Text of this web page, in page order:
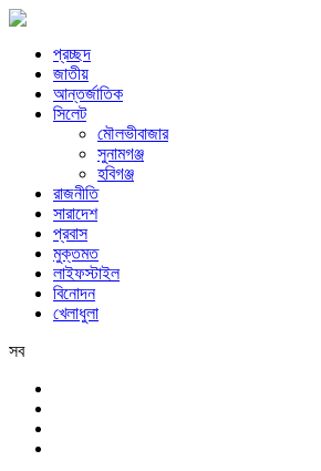
প্রচ্ছদ
জাতীয়
আন্তর্জাতিক
সিলেট
মৌলভীবাজার
সুনামগঞ্জ
হবিগঞ্জ
রাজনীতি
সারাদেশ
প্রবাস
মুক্তমত
লাইফস্টাইল
বিনোদন
খেলাধুলা
সব